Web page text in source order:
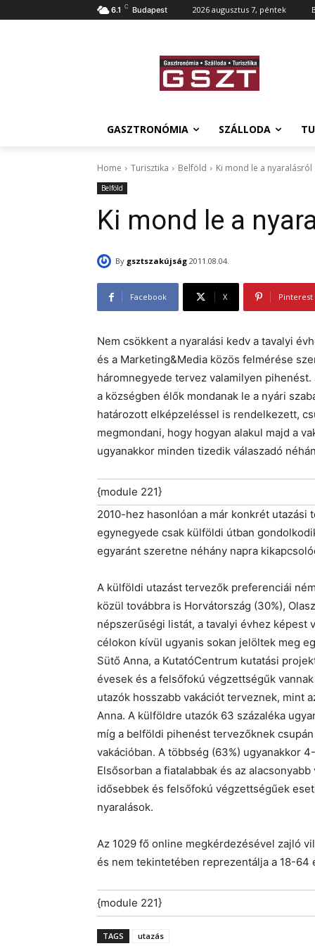
6.1 C Budapest 2026 augusztus 7, péntek
GASZTRONÓMIA SZÁLLODA
Home Turisztika Belföld Ki mond le a nyaralásról
Belföld
Ki mond le a
By gsztszakújság 2011.08.04.
Facebook X Pinterest
Nem csökkent a nyaralási kedv a tavalyi
és a Marketing&Media közös felmérése
háromnegyede tervez valamilyen
a községben élők mondanak le a nyári
határozott elképzeléssel is rendelkezett,
megmondani, hogy hogyan alakul majd a
ugyanakkor minden tizedik válaszadó
{module 221}
2010-hez hasonlóan a már konkrét
egynegyede csak külföldi útban
egyaránt szeretne néhány napra
A külföldi utazást tervezők preferenciái
közül továbbra is Horvátország (30%),
népszerűségi listát, a tavalyi évhez
célokon kívül ugyanis sokan jelöltek meg
Sütő Anna, a KutatóCentrum kutatási
évesek és a felsőfokú végzettségűk
utazók hosszabb vakációt terveznek, mint
Anna. A külföldre utazók 63 százaléka
míg a belföldi pihenést tervezőknek
vakációban. A többség (63%) ugyanakkor
Elsősorban a fiatalabbak és az
idősebbek és felsőfokú végzettségűek
nyaralások.
Az 1029 fő online megkérdezésével zajló
és nem tekintetében reprezentálja a 18-64
{module 221}
TAGS utazás